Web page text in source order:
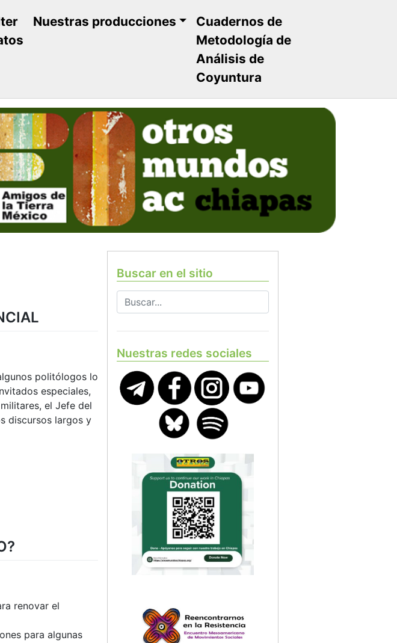
Nuestras producciones
Cuadernos de
Metodología de
Análisis de
Coyuntura
politólogos lo
especiales,
el Jefe del
discursos largos y
renovar el
para algunas
Buscar en el sitio
Nuestras redes sociales